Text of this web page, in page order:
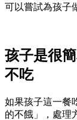
可以嘗試為孩子
孩子是很
不吃
如果孩子這一餐
的不餓」，處理